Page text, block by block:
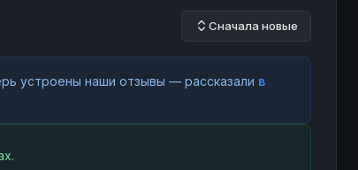
Сначала новые
устроены наши отзывы — рассказали в